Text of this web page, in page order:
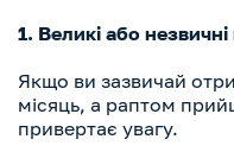
1. Великі або
Якщо ви зазвичай
місяць, а раптом
привертає увагу.